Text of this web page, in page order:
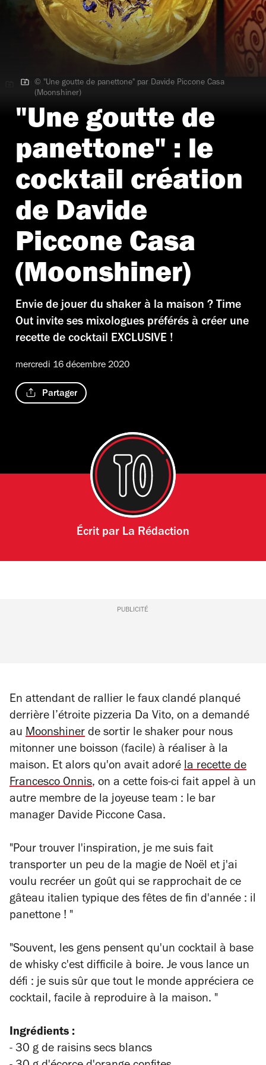
© "Une goutte de panettone" par Davide Piccone Casa
(Moonshiner)
© "Une goutte de panettone" par Davide Piccone Casa
(Moonshiner)
"Une goutte de
panettone" : le
cocktail création
de Davide
Piccone Casa
(Moonshiner)
Envie de jouer du shaker à la maison ? Time
Out invite ses mixologues préférés à créer une
recette de cocktail EXCLUSIVE !
mercredi 16 décembre 2020
Partager
Écrit par La Rédaction
PUBLICITÉ
En attendant de rallier le faux clandé planqué
derrière l’étroite pizzeria Da Vito, on a demandé
au Moonshiner de sortir le shaker pour nous
mitonner une boisson (facile) à réaliser à la
maison. Et alors qu'on avait adoré la recette de
Francesco Onnis, on a cette fois-ci fait appel à un
autre membre de la joyeuse team : le bar
manager Davide Piccone Casa.
"Pour trouver l'inspiration, je me suis fait
transporter un peu de la magie de Noël et j'ai
voulu recréer un goût qui se rapprochait de ce
gâteau italien typique des fêtes de fin d'année : il
panettone ! "
"Souvent, les gens pensent qu'un cocktail à base
de whisky c'est difficile à boire. Je vous lance un
défi : je suis sûr que tout le monde appréciera ce
cocktail, facile à reproduire à la maison. "
Ingrédients :
- 30 g de raisins secs blancs